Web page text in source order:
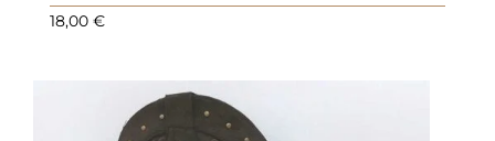
18,00 €